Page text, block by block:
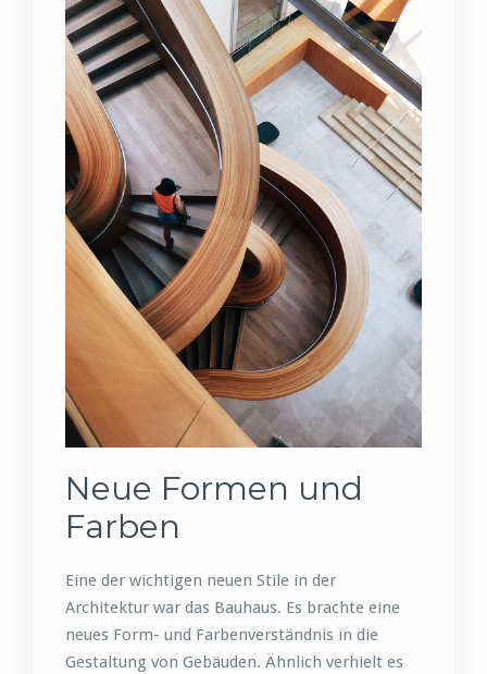
Neue Formen und
Farben
Eine der wichtigen neuen Stile in der
Architektur war das Bauhaus. Es brachte eine
neues Form- und Farbenverständnis in die
Gestaltung von Gebäuden. Ähnlich verhielt es